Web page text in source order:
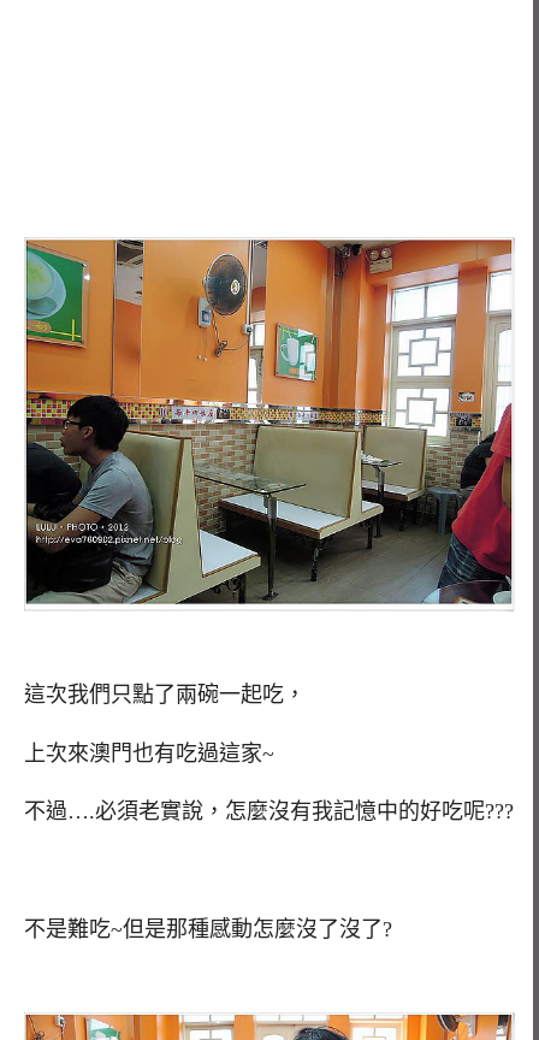
這次我們只點了兩碗一起吃，
上次來澳門也有吃過這家~
不過….必須老實說，怎麼沒有我記憶中的好吃呢???
不是難吃~但是那種感動怎麼沒了沒了?